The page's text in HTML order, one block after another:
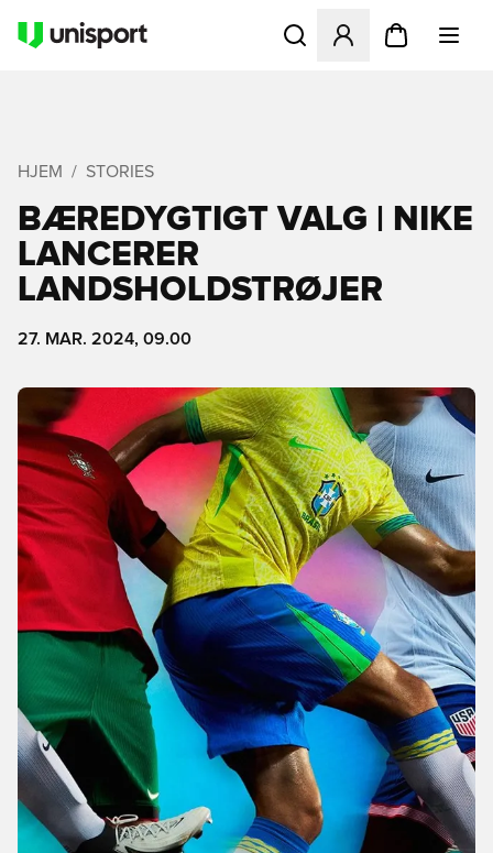
Åbner en Modal til at
HJEM STORIES
BÆREDYGTIGT VALG | NIKE
LANCERER
LANDSHOLDSTRØJER
27. MAR. 2024, 09.00